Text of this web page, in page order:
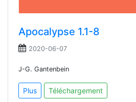
Apocalypse 1.1-8
2020-06-07
J-G. Gantenbein
Plus Téléchargement